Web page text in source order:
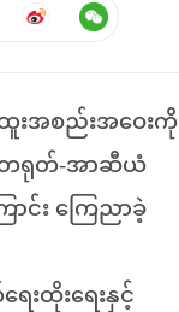
းအစည်းအဝေးကို
တရုတ်-အာဆီယံ
င်း ကြေညာခဲ့
ထိုးရေးနှင့်